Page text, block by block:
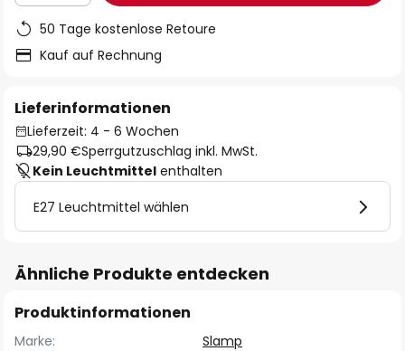
50 Tage kostenlose Retoure
Kauf auf Rechnung
Lieferinformationen
Lieferzeit: 4 - 6 Wochen
29,90 €Sperrgutzuschlag inkl. MwSt.
Kein Leuchtmittel enthalten
E27 Leuchtmittel wählen
Ähnliche Produkte entdecken
Produktinformationen
Marke:
Slamp